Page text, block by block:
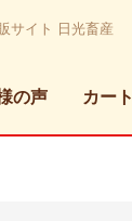
サイト 日光畜産
の声 カート